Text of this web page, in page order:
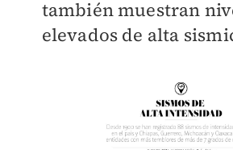
también muestran
elevados de alta